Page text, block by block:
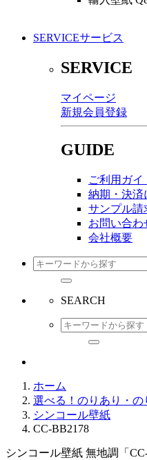
SERVICEサービス
SERVICE
マイページ
新規会員登録
GUIDE
ご利用ガイ
納期・決済
サンプル請
お問い合わ
会社概要
SEARCH
ホーム
選べる！のりあり・の
シンコール壁紙
CC-BB2178
シンコール壁紙 無地調「CC-